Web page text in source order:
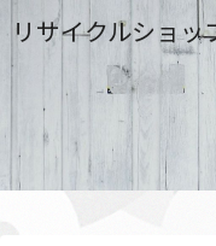
リサイクルショッ